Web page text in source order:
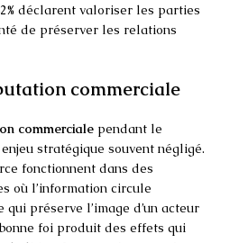
déclarent valoriser les parties
de préserver les relations
commerciale
commerciale pendant le
stratégique souvent négligé.
fonctionnent dans des
où l’information circule
préserve l’image d’un acteur
foi produit des effets qui